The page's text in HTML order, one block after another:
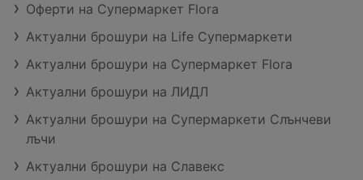
Оферти на Супермаркет Flora
Актуални брошури на Life Супермаркети
Актуални брошури на Супермаркет Flora
Актуални брошури на ЛИДЛ
Актуални брошури на Супермаркети Слънчеви
лъчи
Актуални брошури на Славекс